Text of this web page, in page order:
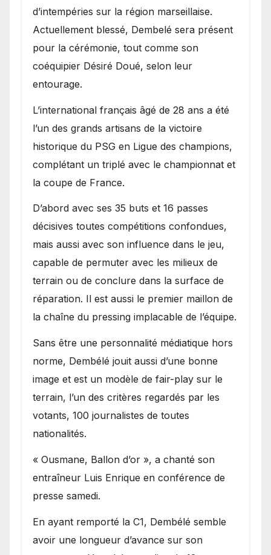
d’intempéries sur la région marseillaise.
Actuellement blessé, Dembelé sera présent
pour la cérémonie, tout comme son
coéquipier Désiré Doué, selon leur
entourage.
L’international français âgé de 28 ans a été
l’un des grands artisans de la victoire
historique du PSG en Ligue des champions,
complétant un triplé avec le championnat et
la coupe de France.
D’abord avec ses 35 buts et 16 passes
décisives toutes compétitions confondues,
mais aussi avec son influence dans le jeu,
capable de permuter avec les milieux de
terrain ou de conclure dans la surface de
réparation. Il est aussi le premier maillon de
la chaîne du pressing implacable de l’équipe.
Sans être une personnalité médiatique hors
norme, Dembélé jouit aussi d’une bonne
image et est un modèle de fair-play sur le
terrain, l’un des critères regardés par les
votants, 100 journalistes de toutes
nationalités.
« Ousmane, Ballon d’or », a chanté son
entraîneur Luis Enrique en conférence de
presse samedi.
En ayant remporté la C1, Dembélé semble
avoir une longueur d’avance sur son